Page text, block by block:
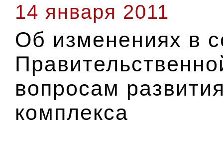
14 января 2011
Об изменениях в
вопросам
комплекса